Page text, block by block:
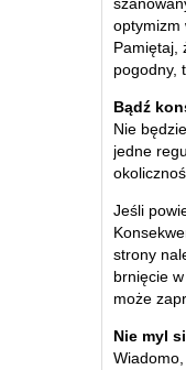
optymizm
Pamiętaj,
pogodny,
Bądź
Nie
jedne
Jeśli
strony
brnięcie
może
Nie myl